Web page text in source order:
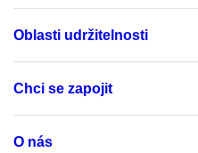
Oblasti udržitelnosti
Chci se zapojit
O nás